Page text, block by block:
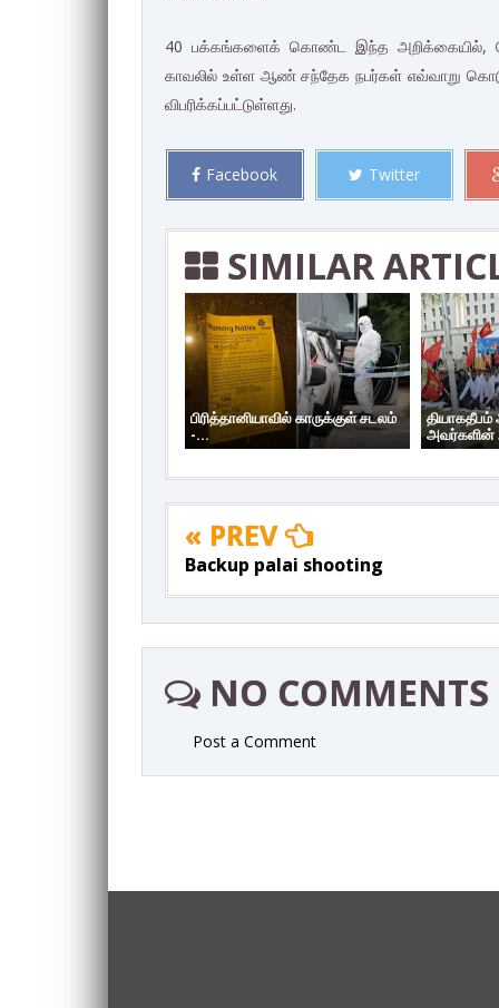
40 பக்கங்களைக் கொண்ட இந்த அறிக்கையில்,
காவலில் உள்ள ஆண் சந்தேக நபர்கள் எவ்வாறு
விபரிக்கப்பட்டுள்ளது.
Facebook Twitter
SIMILAR
பிரித்தானியாவில் காருக்குள் சடலம்
-...
அவர்களின்
« PREV
Backup palai shooting
NO COMMENTS
Post a Comment